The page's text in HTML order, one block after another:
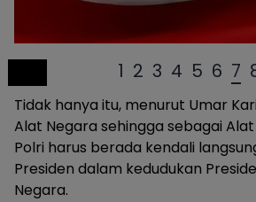
1 2 3 4 5 6 7
Tidak hanya itu, menurut Umar
Alat Negara sehingga sebagai
Polri harus berada kendali
Presiden dalam kedudukan
Negara.